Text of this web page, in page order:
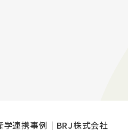
連携事例｜BRJ株式会社